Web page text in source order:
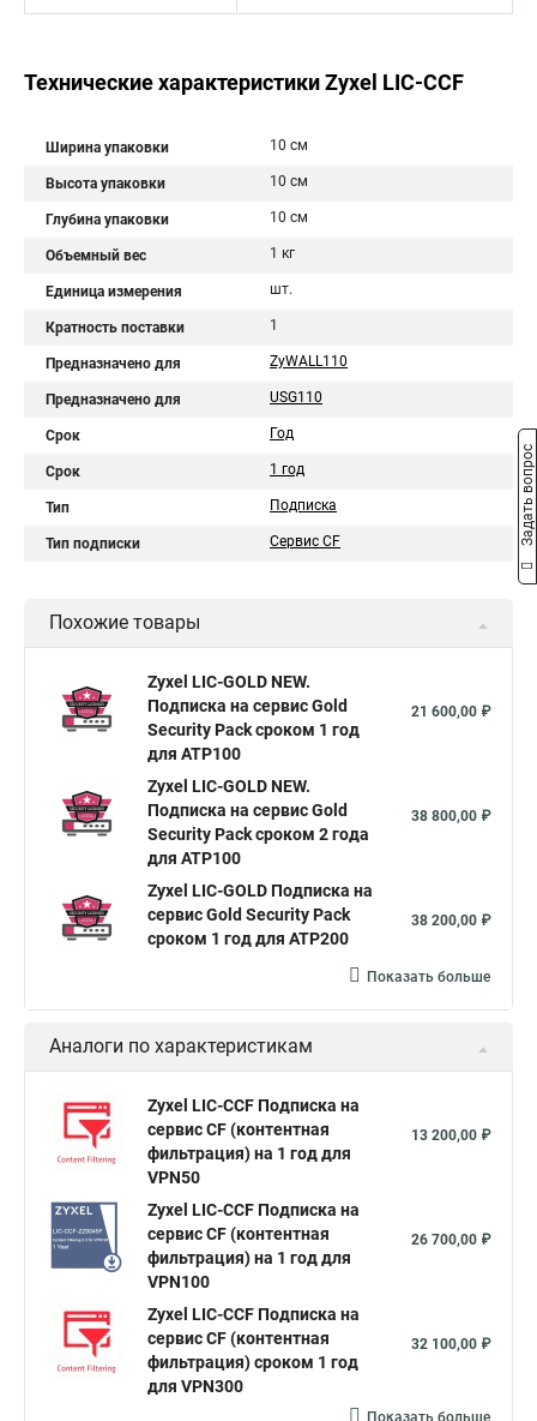
Технические характеристики Zyxel LIC-CCF
Ширина упаковки 10 см
Высота упаковки 10 см
Глубина упаковки 10 см
Объемный вес 1 кг
Единица измерения шт.
Кратность поставки 1
Предназначено для ZyWALL110
Предназначено для USG110
Срок Год
Срок 1 год
Тип Подписка
Тип подписки Сервис CF
Похожие товары
Zyxel LIC-GOLD NEW.
Подписка на сервис Gold
Security Pack сроком 1 год
для ATP100
21 600,00 ₽
Zyxel LIC-GOLD NEW.
Подписка на сервис Gold
Security Pack сроком 2 года
для ATP100
38 800,00 ₽
Zyxel LIC-GOLD Подписка на
сервис Gold Security Pack
сроком 1 год для ATP200
38 200,00 ₽
Показать больше
Аналоги по характеристикам
Zyxel LIC-CCF Подписка на
сервис CF (контентная
фильтрация) на 1 год для
VPN50
13 200,00 ₽
Zyxel LIC-CCF Подписка на
сервис CF (контентная
фильтрация) на 1 год для
VPN100
26 700,00 ₽
Zyxel LIC-CCF Подписка на
сервис CF (контентная
фильтрация) сроком 1 год
для VPN300
32 100,00 ₽
Показать больше
Задать вопрос